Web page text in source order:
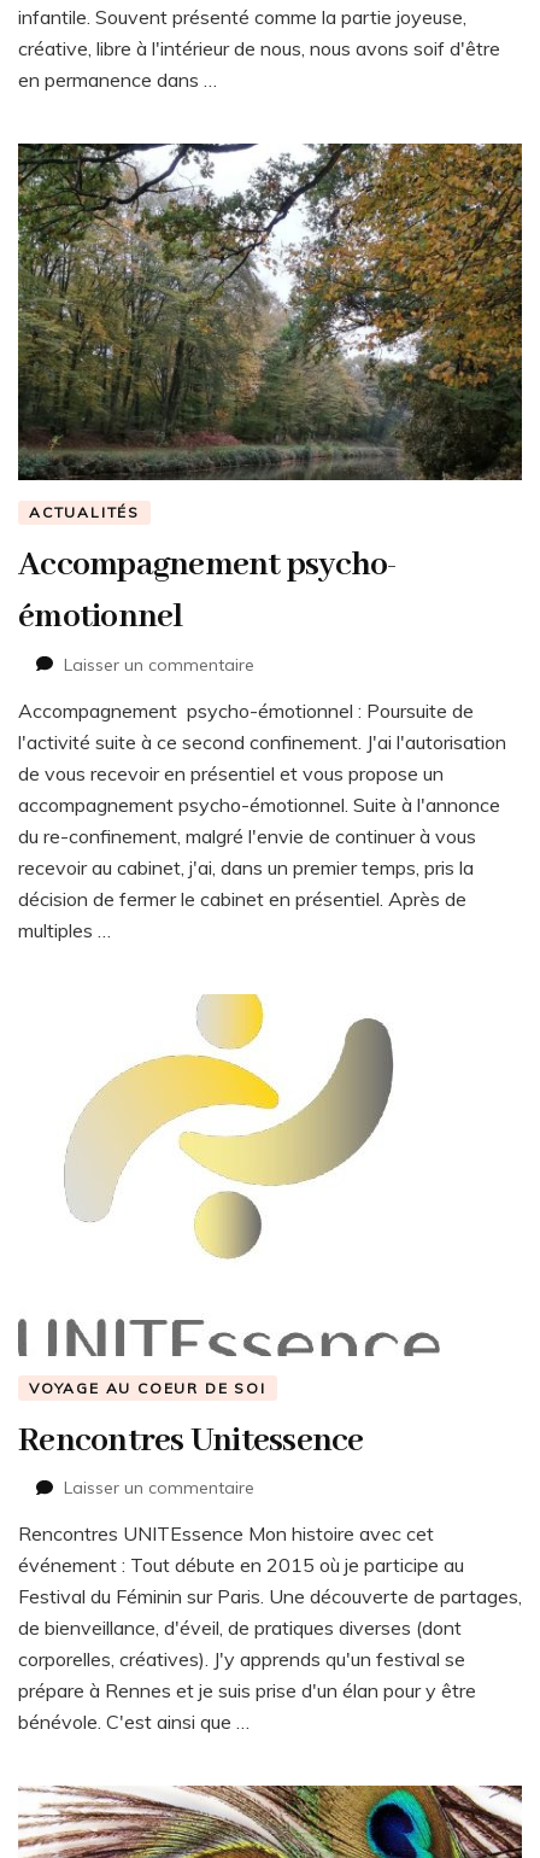
infantile. Souvent présenté comme la partie joyeuse,
créative, libre à l'intérieur de nous, nous avons soif d'être
en permanence dans …
ACTUALITÉS
Accompagnement psycho-
émotionnel
Laisser un commentaire
psycho-
émotionnel
Accompagnement psycho-émotionnel : Poursuite de
l'activité suite à ce second confinement. J'ai l'autorisation
de vous recevoir en présentiel et vous propose un
accompagnement psycho-émotionnel. Suite à l'annonce
du re-confinement, malgré l'envie de continuer à vous
recevoir au cabinet, j'ai, dans un premier temps, pris la
décision de fermer le cabinet en présentiel. Après de
multiples …
VOYAGE AU COEUR DE SOI
Rencontres Unitessence
Laisser un commentaire
Unitessence
Rencontres UNITEssence Mon histoire avec cet
événement : Tout débute en 2015 où je participe au
Festival du Féminin sur Paris. Une découverte de partages,
de bienveillance, d'éveil, de pratiques diverses (dont
corporelles, créatives). J'y apprends qu'un festival se
prépare à Rennes et je suis prise d'un élan pour y être
bénévole. C'est ainsi que …